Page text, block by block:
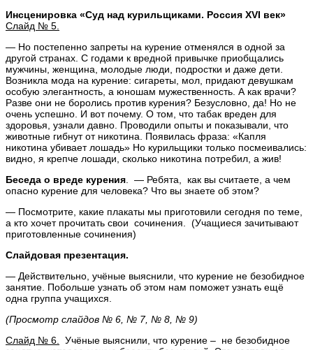
Инсценировка «Суд над курильщиками. Россия XVI век»
Слайд № 5.
— Но постепенно запреты на курение отменялся в одной за
другой странах. С годами к вредной привычке приобщались
мужчины, женщина, молодые люди, подростки и даже дети.
Возникла мода на курение: сигареты, мол, придают девушкам
особую элегантность, а юношам мужественность. А как врачи?
Разве они не боролись против курения? Безусловно, да! Но не
очень успешно. И вот почему. О том, что табак вреден для
здоровья, узнали давно. Проводили опыты и показывали, что
животные гибнут от никотина. Появилась фраза: «Капля
никотина убивает лошадь» Но курильщики только посмеивались:
видно, я крепче лошади, сколько никотина потребил, а жив!
Беседа о вреде курения . — Ребята, как вы считаете, а чем
опасно курение для человека? Что вы знаете об этом?
— Посмотрите, какие плакаты мы приготовили сегодня по теме,
а кто хочет прочитать свои сочинения. (Учащиеся зачитывают
приготовленные сочинения)
Слайдовая презентация.
— Действительно, учёные выяснили, что курение не безобидное
занятие. Побольше узнать об этом нам поможет узнать ещё
одна группа учащихся.
(Просмотр слайдов № 6, № 7, № 8, № 9)
Слайд № 6.
Учёные выяснили, что курение – не безобидное